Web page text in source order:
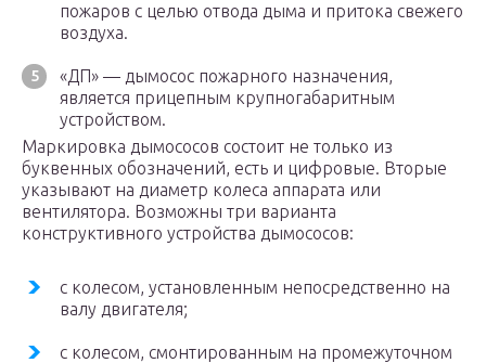
пожаров с целью отвода дыма и притока свежего
воздуха.
«ДП» — дымосос пожарного назначения,
является прицепным крупногабаритным
устройством.
Маркировка дымососов состоит не только из
буквенных обозначений, есть и цифровые. Вторые
указывают на диаметр колеса аппарата или
вентилятора. Возможны три варианта
конструктивного устройства дымососов:
с колесом, установленным непосредственно на
валу двигателя;
с колесом, смонтированным на промежуточном